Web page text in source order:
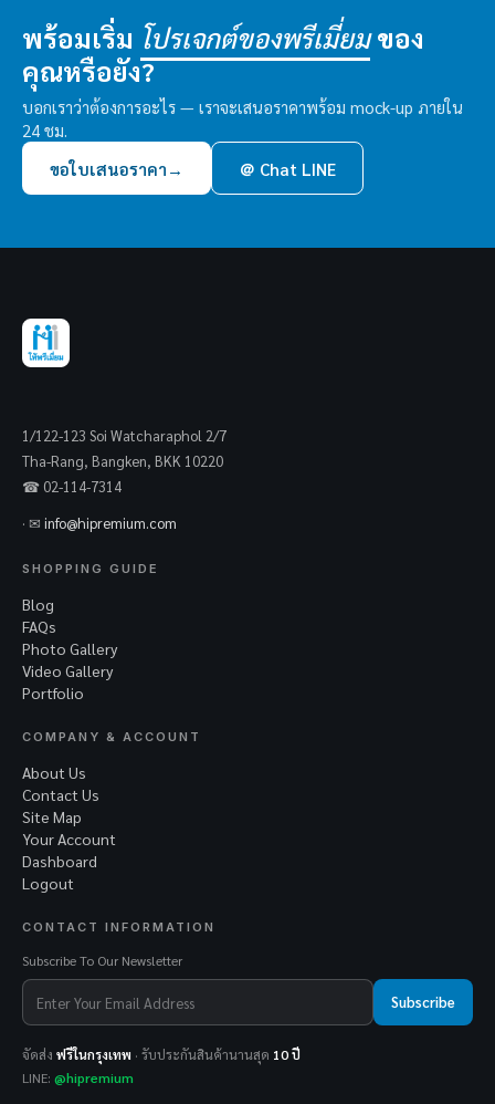
พร้อมเริ่ม โปรเจกต์ของพรีเมี่ยมของ
คุณหรือยัง?
บอกเราว่าต้องการอะไร — เราจะเสนอราคาพร้อม mock-up ภายใน
24 ชม.
ขอใบเสนอราคา → ＠ Chat LINE
1/122-123 Soi Watcharaphol 2/7
Tha-Rang, Bangken, BKK 10220
☎ 02-114-7314
· ✉ info@hipremium.com
SHOPPING GUIDE
Blog
FAQs
Photo Gallery
Video Gallery
Portfolio
COMPANY & ACCOUNT
About Us
Contact Us
Site Map
Your Account
Dashboard
Logout
CONTACT INFORMATION
Subscribe To Our Newsletter
Subscribe
จัดส่ง ฟรีในกรุงเทพ · รับประกันสินค้านานสุด 10 ปี
LINE: @hipremium